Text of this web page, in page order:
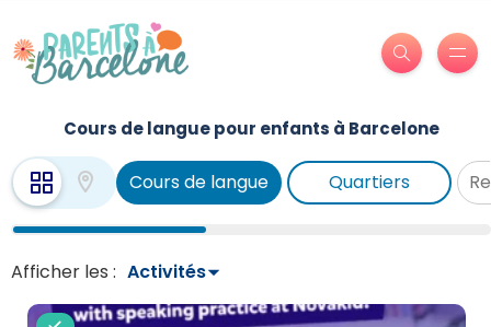
Cours de langue pour enfants à Barcelone
Cours de langue Quartiers
Afficher les :